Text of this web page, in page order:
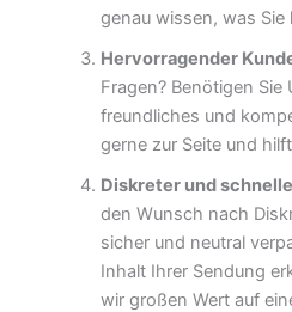
genau wissen, was Sie
Hervorragender
Fragen? Benötigen
freundliches und
gerne zur Seite und
Diskreter und
den Wunsch nach
sicher und neutral
Inhalt Ihrer Sendung
wir großen Wert auf